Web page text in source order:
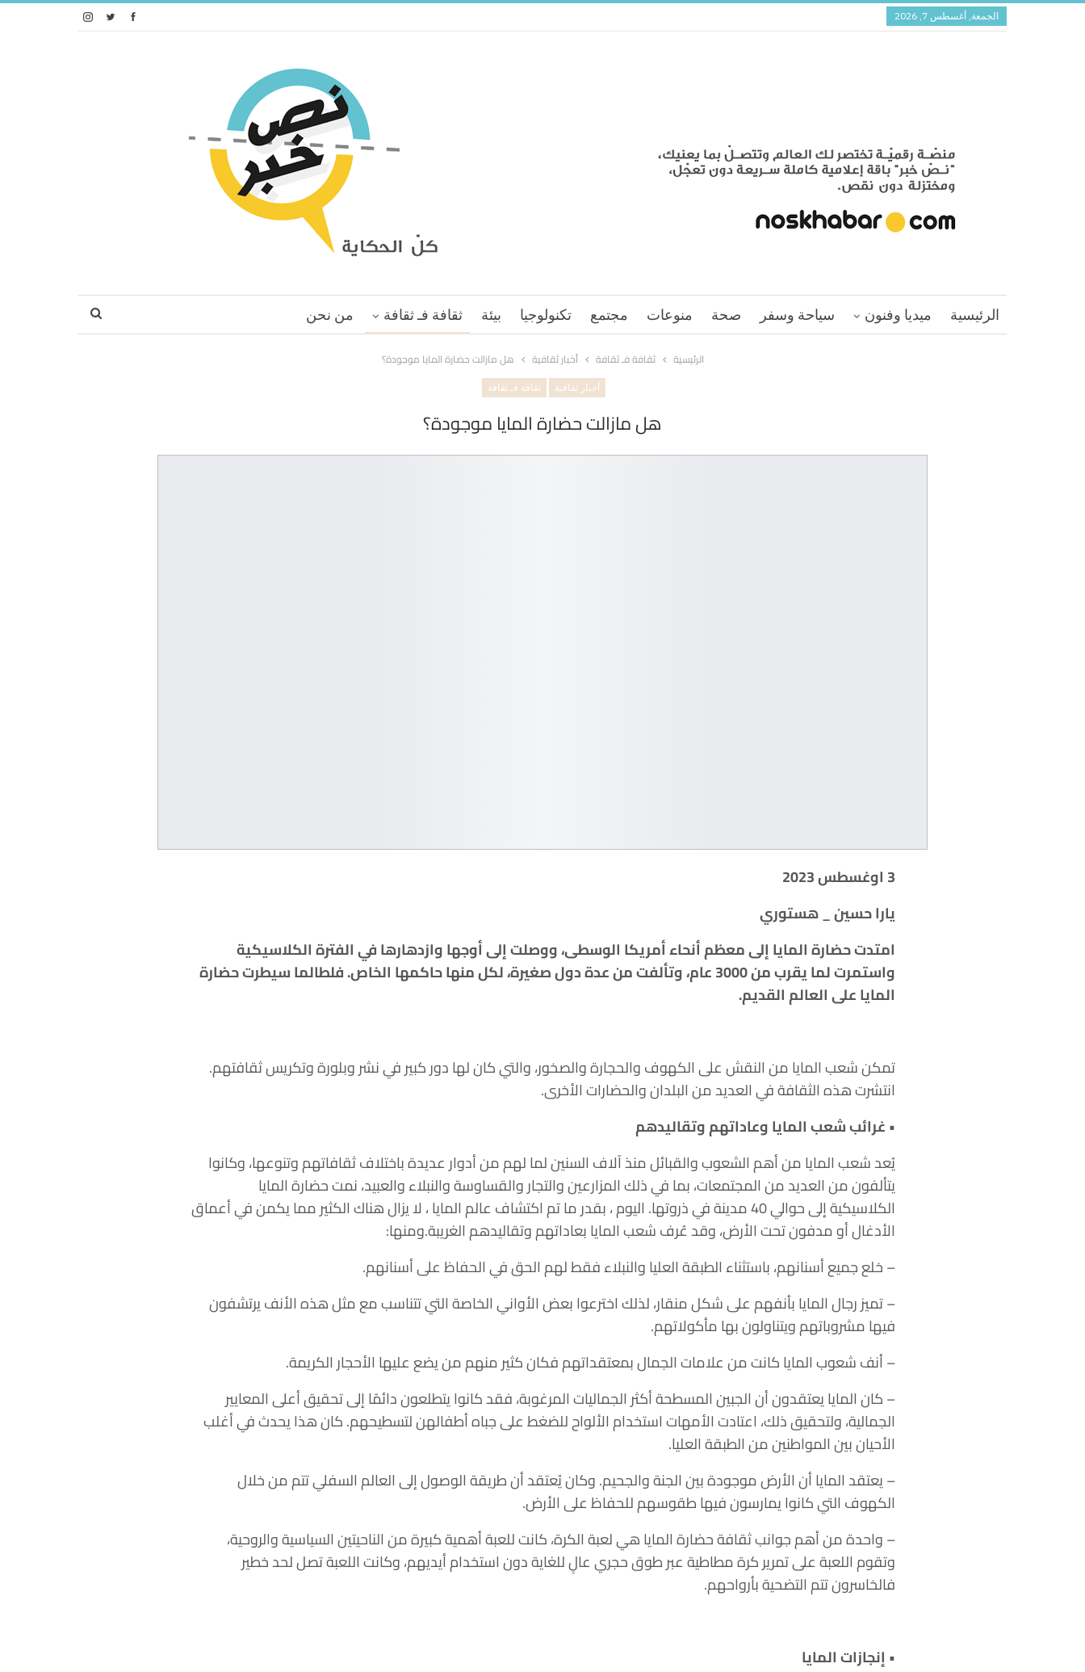
الجمعة, أغسطس 7, 2026
الرئيسية ميديا وفنون سياحة وسفر صحة منوعات مجتمع تكنولوجيا بيئة ثقافة فـ ثقافة من نحن
الرئيسية ثقافة فـ ثقافة أخبار ثقافية هل مازالت حضارة المايا موجودة؟
أخبار ثقافية ثقافة فـ ثقافة
هل مازالت حضارة المايا موجودة؟
3 اوغسطس 2023
يارا حسين _ هستوري
امتدت حضارة المايا إلى معظم أنحاء أمريكا الوسطى، ووصلت إلى أوجها وازدهارها في الفترة الكلاسيكية
واستمرت لما يقرب من 3000 عام، وتألفت من عدة دول صغيرة، لكل منها حاكمها الخاص. فلطالما سيطرت حضارة
المايا على العالم القديم.
تمكن شعب المايا من النقش على الكهوف والحجارة والصخور، والتي كان لها دور كبير في نشر وبلورة وتكريس ثقافتهم.
انتشرت هذه الثقافة في العديد من البلدان والحضارات الأخرى.
• غرائب شعب المايا وعاداتهم وتقاليدهم
يُعد شعب المايا من أهم الشعوب والقبائل منذ آلاف السنين لما لهم من أدوار عديدة باختلاف ثقافاتهم وتنوعها، وكانوا
يتألفون من العديد من المجتمعات، بما في ذلك المزارعين والتجار والقساوسة والنبلاء والعبيد، نمت حضارة المايا
الكلاسيكية إلى حوالي 40 مدينة في ذروتها. اليوم ، بقدر ما تم اكتشاف عالم المايا ، لا يزال هناك الكثير مما يكمن في أعماق
الأدغال أو مدفون تحت الأرض، وقد عُرف شعب المايا بعاداتهم وتقاليدهم الغريبة.ومنها:
– خلع جميع أسنانهم، باستثناء الطبقة العليا والنبلاء فقط لهم الحق في الحفاظ على أسنانهم.
– تميز رجال المايا بأنفهم على شكل منقار، لذلك اخترعوا بعض الأواني الخاصة التي تتناسب مع مثل هذه الأنف يرتشفون
فيها مشروباتهم ويتناولون بها مأكولاتهم.
– أنف شعوب المايا كانت من علامات الجمال بمعتقداتهم فكان كثير منهم من يضع عليها الأحجار الكريمة.
– كان المايا يعتقدون أن الجبين المسطحة أكثر الجماليات المرغوبة، فقد كانوا يتطلعون دائمًا إلى تحقيق أعلى المعايير
الجمالية، ولتحقيق ذلك، اعتادت الأمهات استخدام الألواح للضغط على جباه أطفالهن لتسطيحهم. كان هذا يحدث في أغلب
الأحيان بين المواطنين من الطبقة العليا.
– يعتقد المايا أن الأرض موجودة بين الجنة والجحيم. وكان يُعتقد أن طريقة الوصول إلى العالم السفلي تتم من خلال
الكهوف التي كانوا يمارسون فيها طقوسهم للحفاظ على الأرض.
– واحدة من أهم جوانب ثقافة حضارة المايا هي لعبة الكرة، كانت للعبة أهمية كبيرة من الناحيتين السياسية والروحية،
وتقوم اللعبة على تمرير كرة مطاطية عبر طوق حجري عالٍ للغاية دون استخدام أيديهم، وكانت اللعبة تصل لحد خطير
فالخاسرون تتم التضحية بأرواحهم.
• إنجازات المايا